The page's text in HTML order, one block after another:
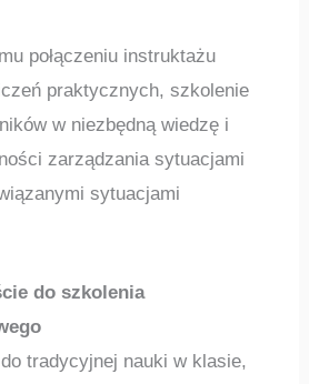
połączeniu instruktażu
praktycznych, szkolenie
w niezbędną wiedzę i
zarządzania sytuacjami
sytuacjami
do szkolenia
tradycyjnej nauki w klasie,